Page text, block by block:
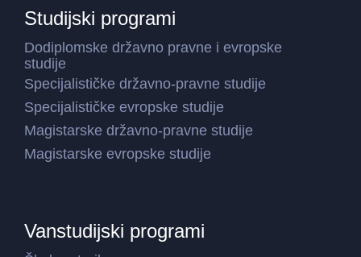
Studijski programi
Dodiplomske državno pravne i evropske
studije
Specijalističke državno-pravne studije
Specijalističke evropske studije
Magistarske državno-pravne studije
Magistarske evropske studije
Vanstudijski programi